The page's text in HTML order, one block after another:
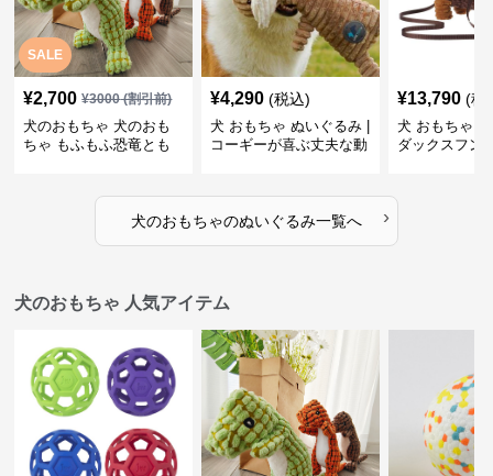
SALE
¥2,700 ¥3000(割引前)
犬のおもちゃ 犬のおも
ちゃ もふもふ恐竜とも
¥4,290 (税込)
犬 おもちゃ ぬいぐるみ |
コーギーが喜ぶ丈夫な動
¥13,790 (税
犬 おもちゃ
ダックスフン
犬のおもちゃのぬいぐるみ一覧へ ›
犬のおもちゃ 人気アイテム